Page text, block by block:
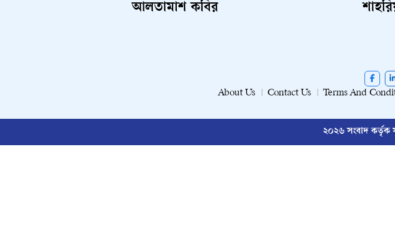
আলতামাশ কবির
About Us Contact Us Terms And
২০২৬ সংবাদ কর্তৃক